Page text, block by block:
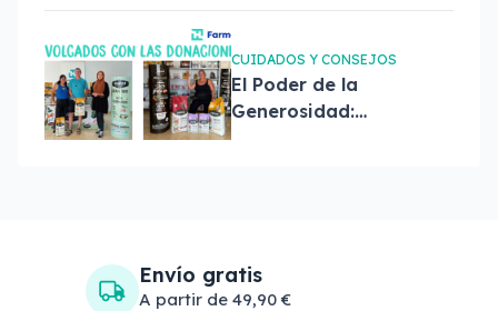
mascotas con
CUIDADOS Y CONSEJOS
El Poder de la
Generosidad:
Envío gratis
A partir de 49,90 €